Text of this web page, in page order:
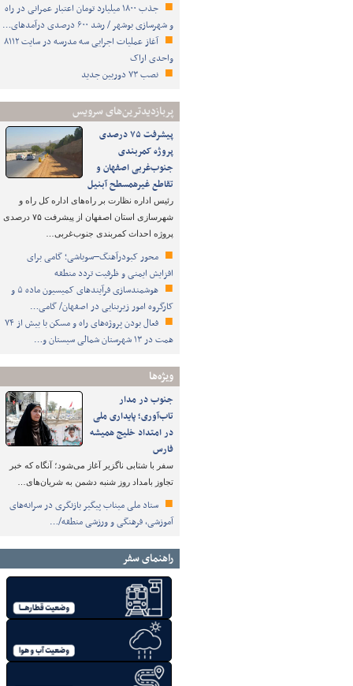
جذب ۱۸۰۰ میلیارد تومان اعتبار عمرانی در راه
و شهرسازی بوشهر / رشد ۶۰۰ درصدی درآمدهای…
آغاز عملیات اجرایی سه مدرسه در سایت ۸۱۱۲
واحدی اراک
نصب ۷۳ دوربین جدید
پربازدیدترین‌های سرویس
پیشرفت ۷۵ درصدی
پروژه کمربندی
جنوب‌غربی اصفهان و
تقاطع غیرهمسطح آبنیل
رئیس اداره نظارت بر راه‌های اداره کل راه و
شهرسازی استان اصفهان از پیشرفت ۷۵ درصدی
پروژه احداث کمربندی جنوب‌غربی…
محور کبودرآهنگ–سوباشی؛ گامی برای
افزایش ایمنی و ظرفیت تردد منطقه
هوشمندسازی فرآیندهای کمیسیون ماده ۵ و
کارگروه امور زیربنایی در اصفهان/ گامی…
فعال بودن پروژه‌های راه و مسکن با بیش از ۷۴
همت در ۱۳ شهرستان شمالی سیستان و…
ویژه‌ها
جنوب در مدار
تاب‌آوری؛ پایداری ملی
در امتداد خلیج همیشه
فارس
سفر با شتابی ناگزیر آغاز می‌شود؛ آنگاه که خبر
تجاوز بامداد روز شنبه دشمن به شریان‌های…
ستاد ملی میناب پیگیر بازنگری در سرانه‌های
آموزشی، فرهنگی و ورزشی منطقه/…
راهنمای سفر